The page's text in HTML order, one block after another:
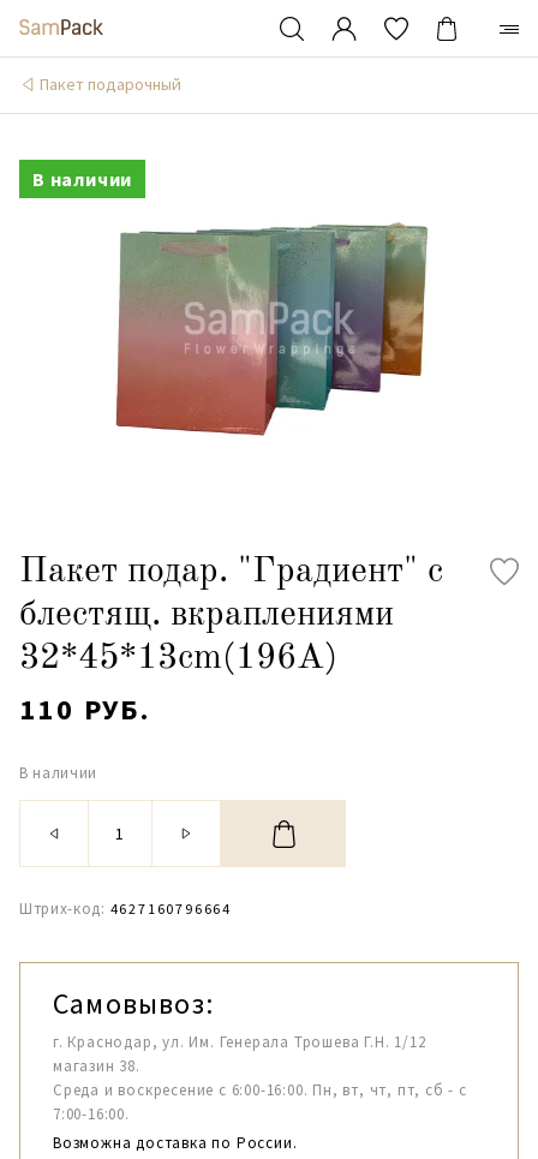
Пакет подарочный
В наличии
Пакет подар. "Градиент" с
блестящ. вкраплениями
32*45*13cm(196А)
110 РУБ.
В наличии
Штрих-код: 4627160796664
Самовывоз:
г. Краснодар, ул. Им. Генерала Трошева Г.Н. 1/12
магазин 38.
Среда и воскресение с 6:00-16:00. Пн, вт, чт, пт, сб - с
7:00-16:00.
Возможна доставка по России.